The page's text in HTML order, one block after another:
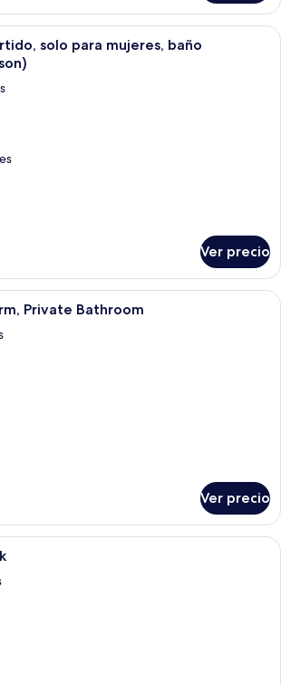
Un dormitorio con literas dobles, un
solo para mujeres, baño
Ver precio
Wifi gratis, decoración personalizada
Private Bathroom
Ver precio
Habitación con literas, una ventana,